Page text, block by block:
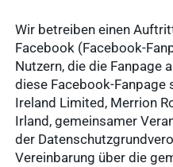
Wir betreiben einen
Facebook (Facebook-
Nutzern, die die Fanpage
diese Facebook-
Ireland Limited, Merrion
Irland, gemeinsamer
der
Vereinbarung über die